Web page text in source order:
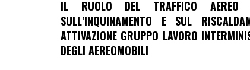
IL RUOLO DEL TRAFFICO AEREO
SULL’INQUINAMENTO E SUL
ATTIVAZIONE GRUPPO LAVORO
DEGLI AEREOMOBILI